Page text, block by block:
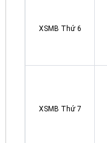
XSMB Thứ 6
XSMB Thứ 7